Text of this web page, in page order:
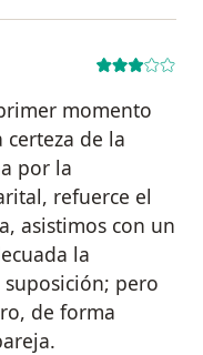
momento
de la
por la
refuerce el
asistimos con un
la
pero
de forma